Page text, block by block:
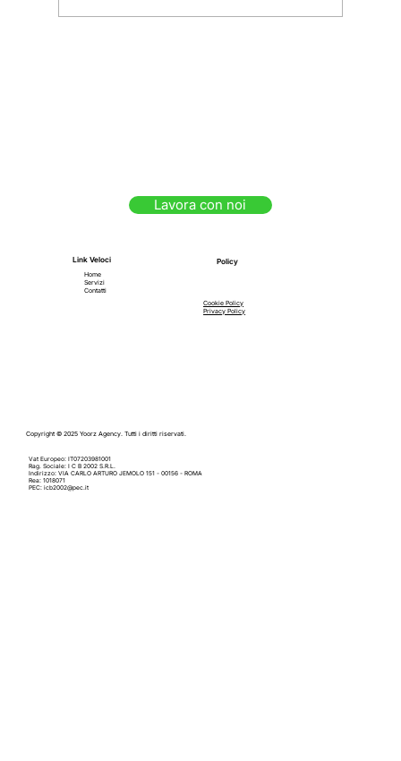
Home
Servizi
Contatti
Link Veloci
Vat Europeo: IT07203981001
Rag. Sociale: I C B 2002 S.R.L.
Indirizzo: VIA CARLO ARTURO JEMOLO 151 - 00156 - ROMA
Rea: 1018071
PEC:icb2002@pec.it
Copyright © 2025 Yoorz Agency. Tutti i diritti riservati.
Policy
Cookie Policy
Privacy Policy
Lavora con noi